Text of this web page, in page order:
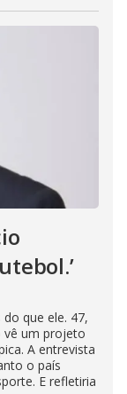
que ele. 47,
vê um projeto
A entrevista
o país
E refletiria